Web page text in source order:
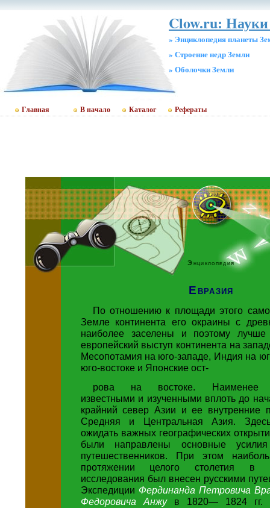
Clow.ru:
» Энциклопедия планеты
» Строение недр Земли
» Оболочки Земли
Главная В начало Каталог Рефераты
Энциклопедия
Евразия
По отношению к площади этого
Земле континента его окраины с
наиболее заселены и поэтому
европейский выступ континента на
Месопотамия на юго-западе, Индия на
юго-востоке и Японские ост-
рова на востоке. Наименее
известными и изученными вплоть до
крайний север Азии и ее внутренние
Средняя и Центральная Азия.
ожидать важных географических
были направлены основные
путешественников. При этом
протяжении целого столетия в
исследования был внесен русскими
Экспедиции Фердинанда Петровича
Федоровича Анжу в 1820— 1824 гг.